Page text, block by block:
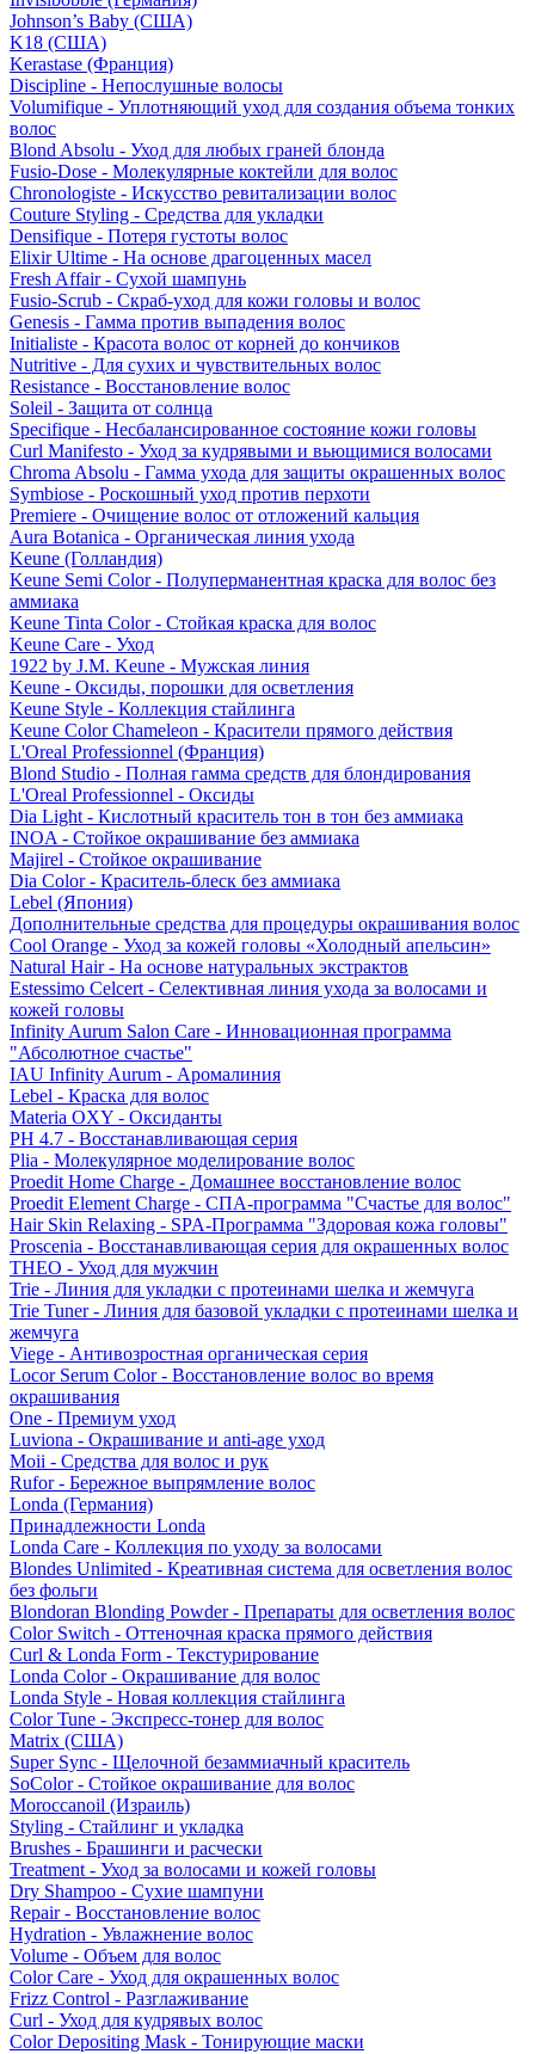
Johnson’s Baby (США)
K18 (США)
Kerastase (Франция)
Discipline - Непослушные волосы
Volumifique - Уплотняющий уход для создания объема тонких
волос
Blond Absolu - Уход для любых граней блонда
Fusio-Dose - Молекулярные коктейли для волос
Chronologiste - Искусство ревитализации волос
Couture Styling - Средства для укладки
Densifique - Потеря густоты волос
Elixir Ultime - На основе драгоценных масел
Fresh Affair - Сухой шампунь
Fusio-Scrub - Скраб-уход для кожи головы и волос
Genesis - Гамма против выпадения волос
Initialiste - Красота волос от корней до кончиков
Nutritive - Для сухих и чувствительных волос
Resistance - Восстановление волос
Soleil - Защита от солнца
Specifique - Несбалансированное состояние кожи головы
Curl Manifesto - Уход за кудрявыми и вьющимися волосами
Chroma Absolu - Гамма ухода для защиты окрашенных волос
Symbiose - Роскошный уход против перхоти
Premiere - Очищение волос от отложений кальция
Aura Botanica - Органическая линия ухода
Keune (Голландия)
Keune Semi Color - Полуперманентная краска для волос без
аммиака
Keune Tinta Color - Стойкая краска для волос
Keune Care - Уход
1922 by J.M. Keune - Мужская линия
Keune - Оксиды, порошки для осветления
Keune Style - Коллекция стайлинга
Keune Color Chameleon - Красители прямого действия
L'Oreal Professionnel (Франция)
Blond Studio - Полная гамма средств для блондирования
L'Oreal Professionnel - Оксиды
Dia Light - Кислотный краситель тон в тон без аммиака
INOA - Стойкое окрашивание без аммиака
Majirel - Стойкое окрашивание
Dia Color - Краситель-блеск без аммиака
Lebel (Япония)
Дополнительные средства для процедуры окрашивания волос
Cool Orange - Уход за кожей головы «Холодный апельсин»
Natural Hair - На основе натуральных экстрактов
Estessimo Celcert - Селективная линия ухода за волосами и
кожей головы
Infinity Aurum Salon Care - Инновационная программа
"Абсолютное счастье"
IAU Infinity Aurum - Аромалиния
Lebel - Краска для волос
Materia OXY - Оксиданты
PH 4.7 - Восстанавливающая серия
Plia - Молекулярное моделирование волос
Proedit Home Charge - Домашнее восстановление волос
Proedit Element Charge - СПА-программа "Счастье для волос"
Hair Skin Relaxing - SPA-Программа "Здоровая кожа головы"
Proscenia - Восстанавливающая серия для окрашенных волос
THEO - Уход для мужчин
Trie - Линия для укладки с протеинами шелка и жемчуга
Trie Tuner - Линия для базовой укладки с протеинами шелка и
жемчуга
Viege - Антивозростная органическая серия
Locor Serum Color - Восстановление волос во время
окрашивания
One - Премиум уход
Luviona - Окрашивание и anti-age уход
Moii - Средства для волос и рук
Rufor - Бережное выпрямление волос
Londa (Германия)
Принадлежности Londa
Londa Care - Коллекция по уходу за волосами
Blondes Unlimited - Креативная система для осветления волос
без фольги
Blondoran Blonding Powder - Препараты для осветления волос
Color Switch - Оттеночная краска прямого действия
Curl & Londa Form - Текстурирование
Londa Color - Окрашивание для волос
Londa Style - Новая коллекция стайлинга
Color Tune - Экспресс-тонер для волос
Matrix (США)
Super Sync - Щелочной безаммиачный краситель
SoColor - Стойкое окрашивание для волос
Moroccanoil (Израиль)
Styling - Стайлинг и укладка
Brushes - Брашинги и расчески
Treatment - Уход за волосами и кожей головы
Dry Shampoo - Сухие шампуни
Repair - Восстановление волос
Hydration - Увлажнение волос
Volume - Объем для волос
Color Care - Уход для окрашенных волос
Frizz Control - Разглаживание
Curl - Уход для кудрявых волос
Color Depositing Mask - Тонирующие маски